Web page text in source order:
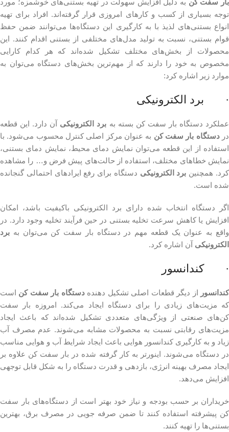
بار سفت کن به دلیل افزایش سهولت در تهیه بستنی‌های خوشمزه؛ مورد
توجه بسیاری از کسب و کارهای امروزی قرار گرفته‌اند. افراد برای تهیه
انواع بستنی‌های لذیذ با به کارگیری این دستگاه‌ها می‌توانند ضمن حفظ
قوام بستنی، نسبت به تولید مدل‌های مختلفی از بستنی اقدام کنند. این
محصولات از بخش‌های مختلف تشکیل شده‌اند که هر کدام کارایی
مخصوص به خود را دارند که از مهم‌ترین بخش‌های دستگاه می‌توان به
موارد زیر اشاره کرد:
· برد الکترونیکی
عملکرد دستگاه بار سفت کن بسته به برد الکترونیکی آن دارد. این قطعه
دردستگاه بار سفت کن به عنوان مرکز اصلی کنترل محسوب می‌شود. با
استفاده از این قطعه می‌توان نمایش دمای محیط، نمایش دمای بستنی،
نمایش خطاهای مختلف، استفاده از حالت‌های پیش فرض و… را مشاهده
کرد. همچنین برد الکترونیکی دستگاه برای رفع ایرادهای احتمالی گنجانده
شده است.
اگر دستگاه انتخاب شده دارای برد الکترونیکی باکیفیت باشد، امکان
افزایش یا کاهش سرعت تخلیه بستنی در حین فرآیند تخلیه وجود دارد. در
واقع به عنوان یک قطعه مهم در دستگاه بار سفت کن می‌توان به برد
الکترونیکی آن اشاره کرد.
· کندانسور
کندانسور از دیگر قطعات اصلی تشکیل دهندهدستگاه بار سفت کن است
که مزیت‌های زیادی را برای دستگاه ایجاد می‌کند. امروزه بار سفت
کن‌های صنعتی از ویژگی‌های متعددی تشکیل شده‌اند که باعث ایجاد
مزیت‌های رقابتی نسبت به محصولات مشابه می‌شوند. عدم مصرف آب
زیاد و به کارگیری کندانسور هوایی باعث ایجاد شرایط آب و هوایی مناسب
در دستگاه می‌شوند. اینورتر به کار گرفته شده در بار سفت کن علاوه بر
ایجاد مصرف بهینه انرژی، بازدهی و قدرت دستگاه را به شکل قابل توجهی
افزایش می‌دهد.
خریداران بر حسب بودجه و نیاز خود بهتر است از دستگاه‌های بار سفت
کن پیشرفته استفاده کنند تا ضمن صرفه جویی در مصرف برق، بهترین
بستنی‌ها را تهیه کنند.